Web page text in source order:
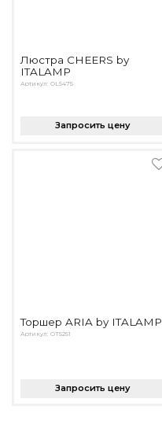
Люстра CHEERS by
ITALAMP
Артикул: OL5475
Запросить цену
Торшер ARIA by ITALAMP
Артикул: OT5251
Запросить цену